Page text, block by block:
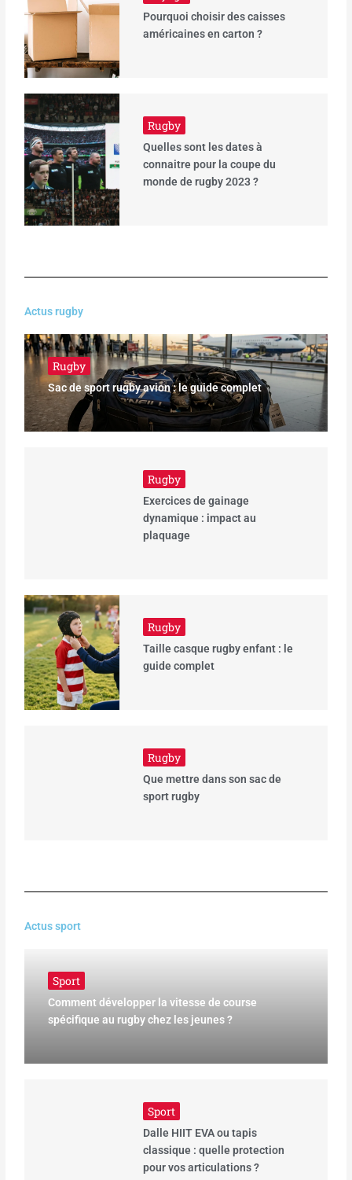
Pourquoi choisir des caisses
américaines en carton ?
Rugby
Quelles sont les dates à
connaitre pour la coupe du
monde de rugby 2023 ?
Actus rugby
Rugby
Sac de sport rugby avion : le guide complet
Rugby
Exercices de gainage
dynamique : impact au
plaquage
Rugby
Taille casque rugby enfant : le
guide complet
Rugby
Que mettre dans son sac de
sport rugby
Actus sport
Sport
Comment développer la vitesse de course
spécifique au rugby chez les jeunes ?
Sport
Dalle HIIT EVA ou tapis
classique : quelle protection
pour vos articulations ?